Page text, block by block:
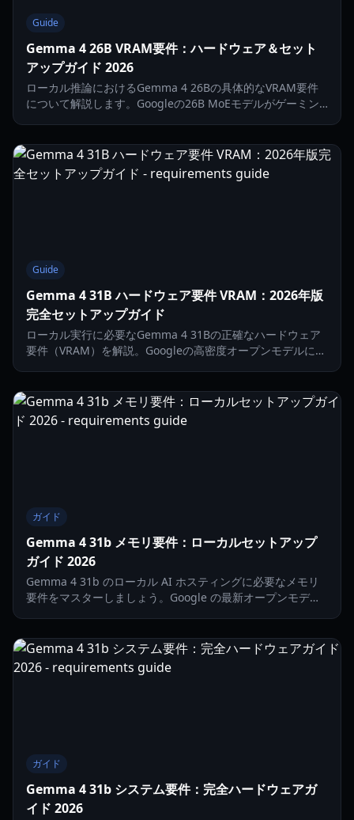
Guide
Gemma 4 26B VRAM要件：ハードウェア＆セット
アップガイド 2026
ローカル推論におけるGemma 4 26Bの具体的なVRAM要件
について解説します。Googleの26B MoEモデルがゲーミン
Guide
Gemma 4 31B ハードウェア要件 VRAM：2026年版
完全セットアップガイド
ローカル実行に必要なGemma 4 31Bの正確なハードウェア
要件（VRAM）を解説。Googleの高密度オープンモデルに向
ガイド
Gemma 4 31b メモリ要件：ローカルセットアップ
ガイド 2026
Gemma 4 31b のローカル AI ホスティングに必要なメモリ
要件をマスターしましょう。Google の最新オープンモデル
ガイド
Gemma 4 31b システム要件：完全ハードウェアガ
イド 2026